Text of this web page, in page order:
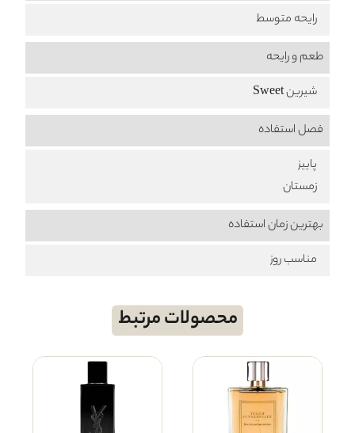
رایحه متوسط
طعم‌ و رایحه
شیرین Sweet
فصل استفاده
پاییز
زمستان
بهترین زمان استفاده
مناسب روز
محصولات مرتبط